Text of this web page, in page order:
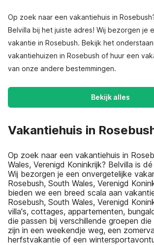
Op zoek naar een vakantiehuis in
Belvilla bij het juiste adres! Wij bezorgen je
vakantie in Rosebush. Bekijk het
vakantiehuizen in Rosebush of huur een
van onze andere bestemmingen.
Bekijk alles
Vakantiehuis in
Op zoek naar een vakantiehuis in
Wales, Verenigd Koninkrijk? Belvilla is
Wij bezorgen je een onvergetelijke
Rosebush, South Wales, Verenigd
bieden we een breed scala aan
Rosebush, South Wales, Verenigd
villa's, cottages, appartementen,
die passen bij verschillende groepen
zijn in een weekendje weg, een
herfstvakantie of een